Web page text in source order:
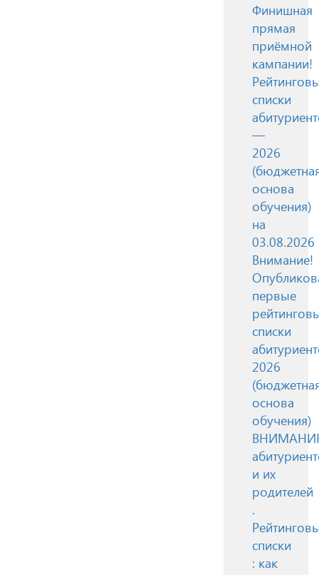
Финишная
прямая
приёмной
кампании!
списки
—
2026
основа
обучения)
на
03.08.2026
Внимание!
первые
списки
2026
основа
обучения)
и их
родителей
.
списки
: как